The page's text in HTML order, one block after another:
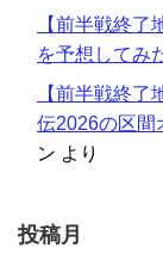
【前半戦終
を予想してみ
【前半戦終
伝2026の区間
ン より
投稿月